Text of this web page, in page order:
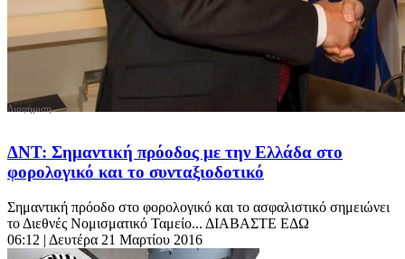
ΔΝΤ: Σημαντική πρόοδος με την Ελλάδα στο
φορολογικό και το συνταξιοδοτικό
Σημαντική πρόοδο στο φορολογικό και το ασφαλιστικό σημειώνει
το Διεθνές Νομισματικό Ταμείο... ΔΙΑΒΑΣΤΕ ΕΔΩ
06:12 | Δευτέρα 21 Μαρτίου 2016